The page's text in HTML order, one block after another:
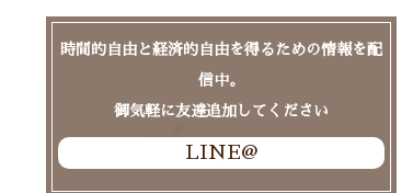
時間的自由と経済的自由を得るための情報を配
信中。
御気軽に友達追加してください
LINE@